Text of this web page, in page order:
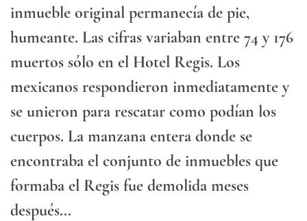
inmueble original permanecía de pie,
humeante. Las cifras variaban entre 74 y 176
muertos sólo en el Hotel Regis. Los
mexicanos respondieron inmediatamente y
se unieron para rescatar como podían los
cuerpos. La manzana entera donde se
encontraba el conjunto de inmuebles que
formaba el Regis fue demolida meses
después...